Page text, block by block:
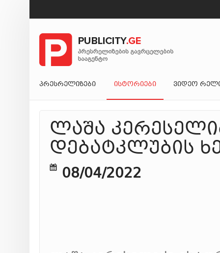
ᲞᲠᲔᲡᲠᲔᲚᲘᲖᲔᲑᲘ ᲘᲡᲢᲝᲠᲘᲔᲑᲘ ᲕᲘᲓᲔᲝ
ლაშა
დებატკლუბის
08/04/2022